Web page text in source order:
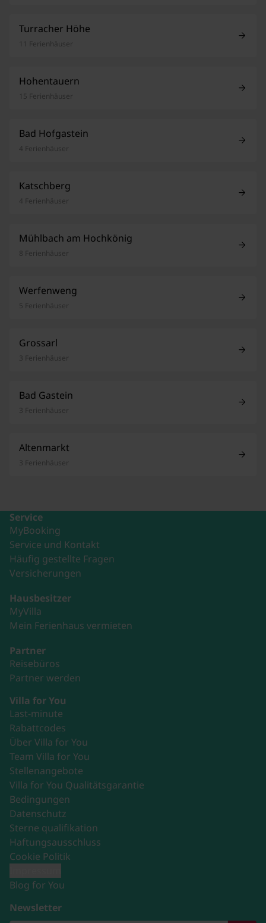
Turracher Höhe
11 Ferienhäuser
Hohentauern
15 Ferienhäuser
Bad Hofgastein
4 Ferienhäuser
Katschberg
4 Ferienhäuser
Mühlbach am Hochkönig
8 Ferienhäuser
Werfenweng
5 Ferienhäuser
Grossarl
3 Ferienhäuser
Bad Gastein
3 Ferienhäuser
Altenmarkt
3 Ferienhäuser
Service
MyBooking
Service und Kontakt
Häufig gestellte Fragen
Versicherungen
Hausbesitzer
MyVilla
Mein Ferienhaus vermieten
Partner
Reisebüros
Partner werden
Villa for You
Last-minute
Rabattcodes
Über Villa for You
Team Villa for You
Stellenangebote
Villa for You Qualitätsgarantie
Bedingungen
Datenschutz
Sterne qualifikation
Haftungsausschluss
Cookie Politik
Blog for You
Newsletter